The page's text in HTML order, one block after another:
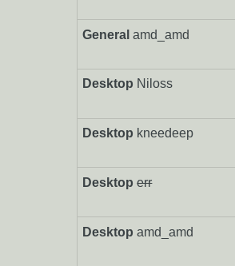
General amd_amd
Desktop Niloss
Desktop kneedeep
Desktop err
Desktop amd_amd